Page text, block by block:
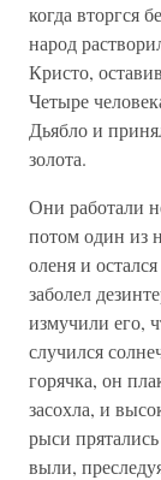
когда вторгся
народ
Кристо,
Четыре
Дьябло и
золота.
Они работали
потом один из
оленя и
заболел
измучили его,
случился
горячка, он
засохла, и
рыси
выли,